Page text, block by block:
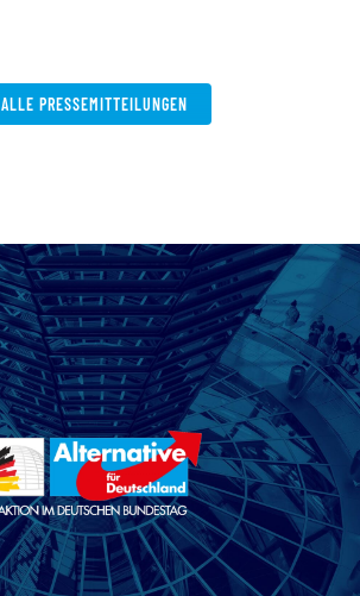
ALLE PRESSEMITTEILUNGEN